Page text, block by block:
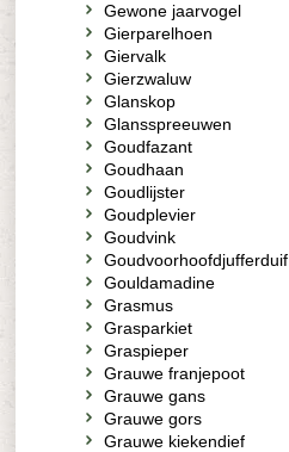
Gewone jaarvogel
Gierparelhoen
Giervalk
Gierzwaluw
Glanskop
Glansspreeuwen
Goudfazant
Goudhaan
Goudlijster
Goudplevier
Goudvink
Goudvoorhoofdjufferduif
Gouldamadine
Grasmus
Grasparkiet
Graspieper
Grauwe franjepoot
Grauwe gans
Grauwe gors
Grauwe kiekendief